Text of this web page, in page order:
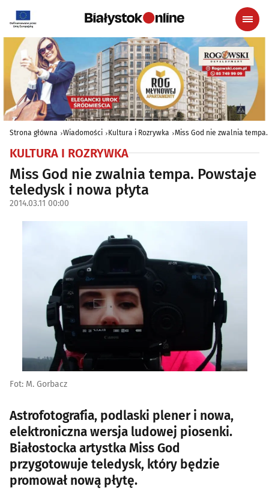
Strona główna Wiadomości Kultura i Rozrywka Miss God nie zwalnia
KULTURA I ROZRYWKA
Miss God nie zwalnia tempa. Powstaje
teledysk i nowa płyta
2014.03.11 00:00
Fot: M. Gorbacz
Astrofotografia, podlaski plener i nowa,
elektroniczna wersja ludowej piosenki.
Białostocka artystka Miss God
przygotowuje teledysk, który będzie
promował nową płytę.